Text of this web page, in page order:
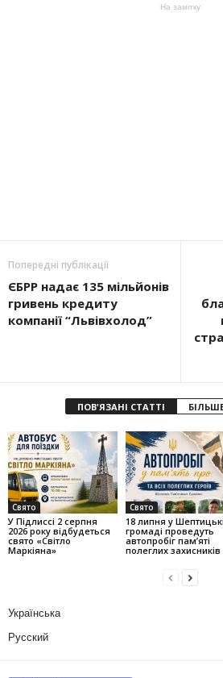
На замітку
Попередні публікації
ЄБРР надає 135 мільйонів
гривень кредиту
компанії “Львівхолод”
ПОВ'ЯЗАНІ СТАТТІ
Свято
У Підлиссі 2 серпня
2026 року відбудеться
свято «Світло
Маркіяна»
Свято
18 липня у
громаді проведуть
автопробіг пам’яті
полеглих захисників
Українська
Русский